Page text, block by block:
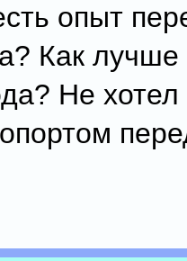
опыт
Как
Не